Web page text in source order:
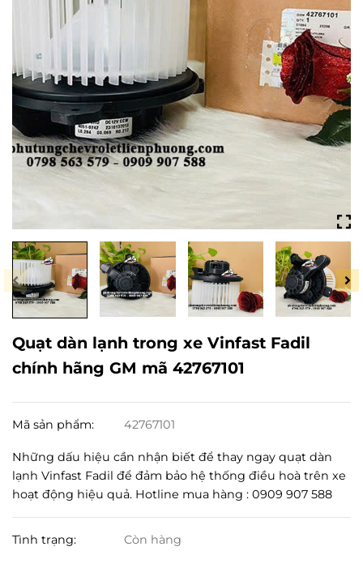
Quạt dàn lạnh trong xe Vinfast Fadil
chính hãng GM mã 42767101
Mã sản phẩm: 42767101
Những dấu hiệu cần nhận biết để thay ngay quạt dàn
lạnh Vinfast Fadil để đảm bảo hệ thống điều hoà trên xe
hoạt động hiệu quả. Hotline mua hàng : 0909 907 588
Tình trạng: Còn hàng